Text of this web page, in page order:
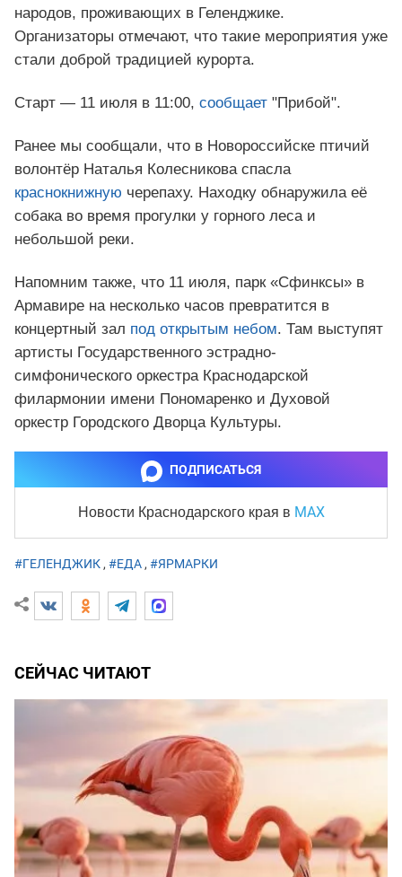
народов, проживающих в Геленджике.
Организаторы отмечают, что такие мероприятия уже
стали доброй традицией курорта.
Старт — 11 июля в 11:00, сообщает "Прибой".
Ранее мы сообщали, что в Новороссийске птичий
волонтёр Наталья Колесникова спасла
краснокнижную черепаху. Находку обнаружила её
собака во время прогулки у горного леса и
небольшой реки.
Напомним также, что 11 июля, парк «Сфинксы» в
Армавире на несколько часов превратится в
концертный зал под открытым небом. Там выступят
артисты Государственного эстрадно-
симфонического оркестра Краснодарской
филармонии имени Пономаренко и Духовой
оркестр Городского Дворца Культуры.
ПОДПИСАТЬСЯ
Новости Краснодарского края в MAX
#ГЕЛЕНДЖИК, #ЕДА, #ЯРМАРКИ
СЕЙЧАС ЧИТАЮТ